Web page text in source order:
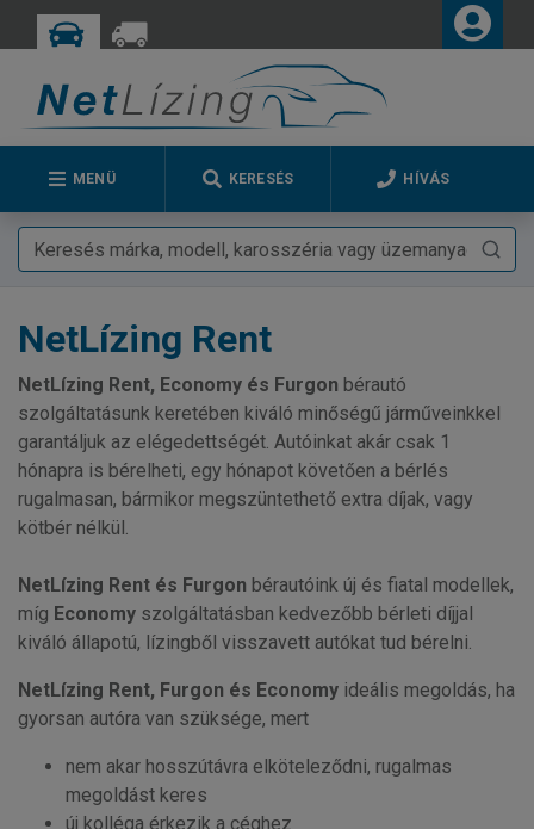
MENÜ KERESÉS HÍVÁS
NetLízing Rent
NetLízing Rent, Economy és Furgon bérautó
szolgáltatásunk keretében kiváló minőségű járműveinkkel
garantáljuk az elégedettségét. Autóinkat akár csak 1
hónapra is bérelheti, egy hónapot követően a bérlés
rugalmasan, bármikor megszüntethető extra díjak, vagy
kötbér nélkül.
NetLízing Rent és Furgon bérautóink új és fiatal modellek,
míg Economy szolgáltatásban kedvezőbb bérleti díjjal
kiváló állapotú, lízingből visszavett autókat tud bérelni.
NetLízing Rent, Furgon és Economy ideális megoldás, ha
gyorsan autóra van szüksége, mert
nem akar hosszútávra elköteleződni, rugalmas
megoldást keres
új kolléga érkezik a céghez